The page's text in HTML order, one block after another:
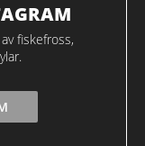
fiskefross,